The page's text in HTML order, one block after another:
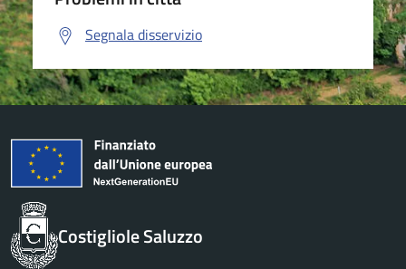
Segnala disservizio
Costigliole Saluzzo